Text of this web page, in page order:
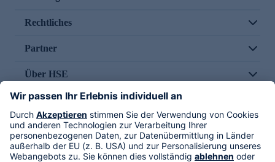
Rechtliches
Partner
Über HSE
Im TV
HSE International